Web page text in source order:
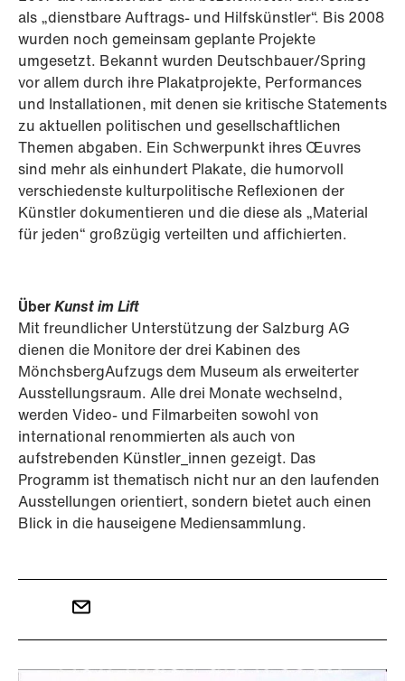
als „dienstbare Auftrags- und Hilfskünstler“. Bis 2008
wurden noch gemeinsam geplante Projekte
umgesetzt. Bekannt wurden Deutschbauer/Spring
vor allem durch ihre Plakatprojekte, Performances
und Installationen, mit denen sie kritische Statements
zu aktuellen politischen und gesellschaftlichen
Themen abgaben. Ein Schwerpunkt ihres Œuvres
sind mehr als einhundert Plakate, die humorvoll
verschiedenste kulturpolitische Reflexionen der
Künstler dokumentieren und die diese als „Material
für jeden“ großzügig verteilten und affichierten.
ÜberKunst im Lift
Mit freundlicher Unterstützung der Salzburg AG
dienen die Monitore der drei Kabinen des
MönchsbergAufzugs dem Museum als erweiterter
Ausstellungsraum. Alle drei Monate wechselnd,
werden Video- und Filmarbeiten sowohl von
international renommierten als auch von
aufstrebenden Künstler_innen gezeigt. Das
Programm ist thematisch nicht nur an den laufenden
Ausstellungen orientiert, sondern bietet auch einen
Blick in die hauseigene Mediensammlung.